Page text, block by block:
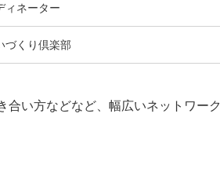
ィネーター
づくり倶楽部
い方などなど、幅広いネットワーク